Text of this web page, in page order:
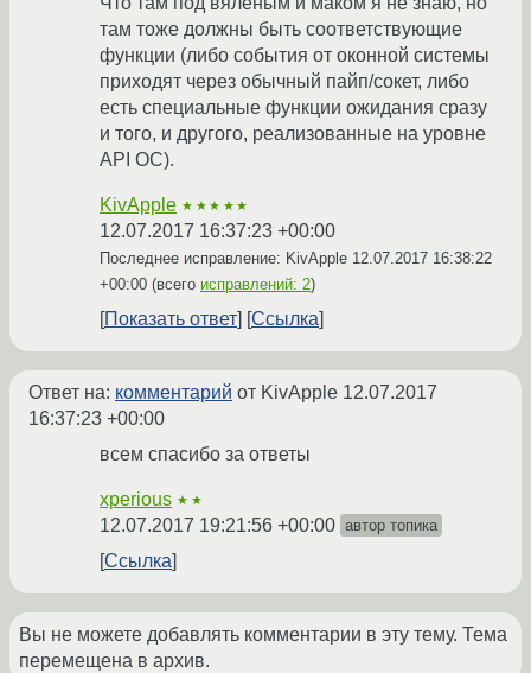
там тоже должны быть соответствующие
функции (либо события от оконной системы
приходят через обычный пайп/сокет, либо
есть специальные функции ожидания сразу
и того, и другого, реализованные на уровне
API ОС).
KivApple ★★★★★
12.07.2017 16:37:23 +00:00
Последнее исправление: KivApple 12.07.2017 16:38:22
+00:00 (всего исправлений: 2)
Показать ответ Ссылка
Ответ на: комментарий от KivApple 12.07.2017
16:37:23 +00:00
всем спасибо за ответы
xperious ★★
12.07.2017 19:21:56 +00:00 автор топика
Ссылка
Вы не можете добавлять комментарии в эту тему. Тема
перемещена в архив.